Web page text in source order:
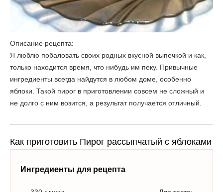
Описание рецепта:
Я люблю побаловать своих родных вкусной выпечкой и как,
только находится время, что нибудь им пеку. Привычные
ингредиенты всегда найдутся в любом доме, особенно
яблоки. Такой пирог в приготовлении совсем не сложный и
не долго с ним возится, а результат получается отличный.
Как приготовить Пирог рассыпчатый с яблоками
Ингредиенты для рецепта